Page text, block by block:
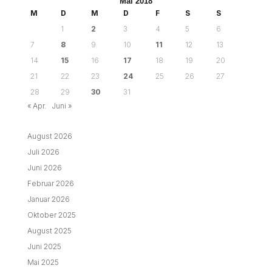
M
D M D F S
S
1
2 3 4 5
6
7
8 9 10 11 12
13
14
15 16 17 18 19
20
21
22 23 24 25 26
27
28
29 30
31
« Apr.
Juni »
August 2026
Juli 2026
Juni 2026
Februar 2026
Januar 2026
Oktober 2025
August 2025
Juni 2025
Mai 2025